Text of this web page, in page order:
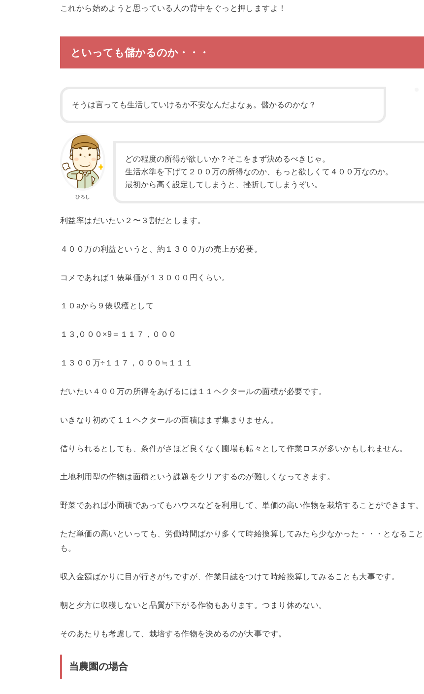
これから始めようと思っている人の背中をぐっと押しますよ！
といっても儲かるのか・・・
そうは言っても生活していけるか不安なんだよなぁ。儲かるのかな？
ひろし
どの程度の所得が欲しいか？そこをまず決めるべきじゃ。
生活水準を下げて２００万の所得なのか、もっと欲しくて４００万なのか。
最初から高く設定してしまうと、挫折してしまうぞい。
利益率はだいたい２〜３割だとします。
４００万の利益というと、約１３００万の売上が必要。
コメであれば１俵単価が１３０００円くらい。
１０aから９俵収穫として
１３,０００×9＝１１７，０００
１３００万÷１１７，０００≒１１１
だいたい４００万の所得をあげるには１１ヘクタールの面積が必要です。
いきなり初めて１１ヘクタールの面積はまず集まりません。
借りられるとしても、条件がさほど良くなく圃場も転々として作業ロスが多いかもしれません。
土地利用型の作物は面積という課題をクリアするのが難しくなってきます。
野菜であれば小面積であってもハウスなどを利用して、単価の高い作物を栽培することができます。
ただ単価の高いといっても、労働時間ばかり多くて時給換算してみたら少なかった・・・となること
も。
収入金額ばかりに目が行きがちですが、作業日誌をつけて時給換算してみることも大事です。
朝と夕方に収穫しないと品質が下がる作物もあります。つまり休めない。
そのあたりも考慮して、栽培する作物を決めるのが大事です。
当農園の場合